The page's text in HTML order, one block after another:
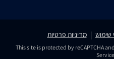
שימוש מדיניות פרטיות
This site is protected by reCAPTCHA
Service